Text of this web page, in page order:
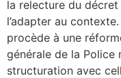
la relecture du
l’adapter au
procède à une
générale de la Police
structuration avec